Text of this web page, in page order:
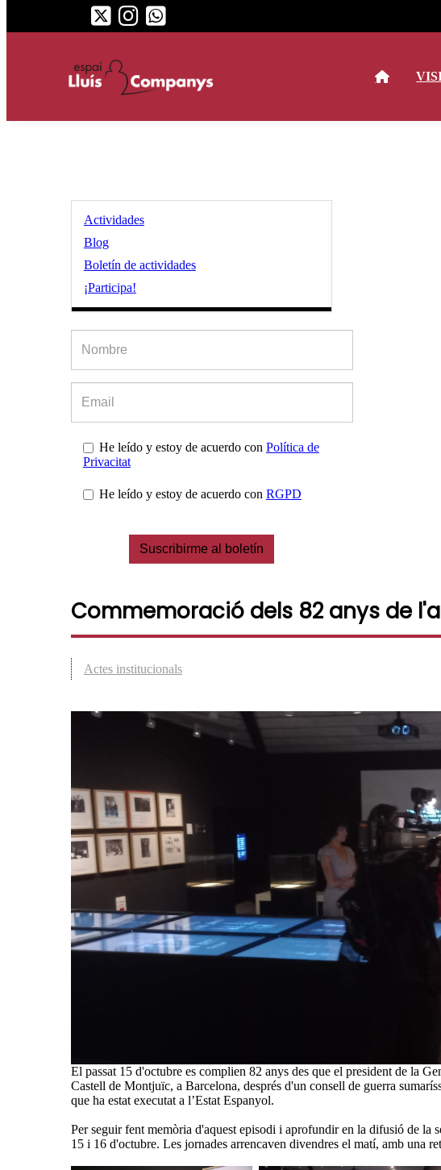
Actividades
Blog
Boletín de actividades
¡Participa!
He leído y estoy de acuerdo con Política de
Privacitat
He leído y estoy de acuerdo con RGPD
Suscribirme al boletín
Commemoració dels 82 anys de
Actes institucionals
El passat 15 d'octubre es complien 82 anys des que el president de la
Castell de Montjuïc, a Barcelona, després d'un consell de guerra
que ha estat executat a l’Estat Espanyol.
Per seguir fent memòria d'aquest episodi i aprofundir en la difusió de la
15 i 16 d'octubre. Les jornades arrencaven divendres el matí, amb una